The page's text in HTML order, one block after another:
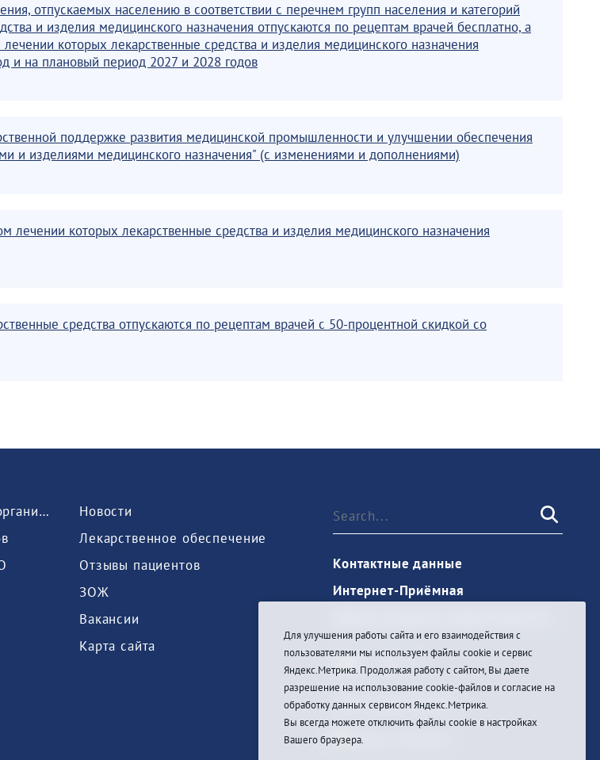
отпускаемых населению в соответствии с перечнем групп населения и категорий
и изделия медицинского назначения отпускаются по рецептам врачей бесплатно, а
которых лекарственные средства и изделия медицинского назначения
и на плановый период 2027 и 2028 годов
поддержке развития медицинской промышленности и улучшении обеспечения
и изделиями медицинского назначения" (с изменениями и дополнениями)
лечении которых лекарственные средства и изделия медицинского назначения
средства отпускаются по рецептам врачей с 50-процентной скидкой со
Сведения о медицинской организации
Новости
Лекарственное обеспечение
Отзывы пациентов
ЗОЖ
Вакансии
Карта сайта
Контактные данные
Интернет-Приёмная
Ouvrir une session
Для улучшения работы сайта и его взаимодействия с
пользователями мы используем файлы cookie и сервис
Яндекс.Метрика. Продолжая работу с сайтом, Вы даете
разрешение на использование cookie-файлов и согласие на
обработку данных сервисом Яндекс.Метрика.
Вы всегда можете отключить файлы cookie в настройках
Вашего браузера.